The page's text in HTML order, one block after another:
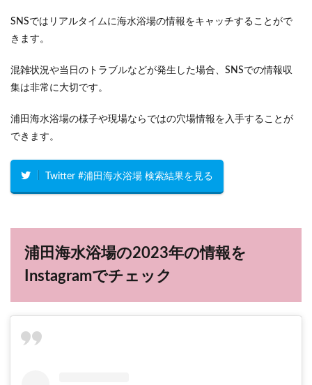
SNSではリアルタイムに海水浴場の情報をキャッチすることがで
きます。
混雑状況や当日のトラブルなどが発生した場合、SNSでの情報収
集は非常に大切です。
浦田海水浴場の様子や現場ならではの穴場情報を入手することが
できます。
Twitter #浦田海水浴場 検索結果を見る
浦田海水浴場の2023年の情報を
Instagramでチェック